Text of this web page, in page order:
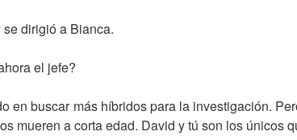
dirigió a Bianca.
el jefe?
en buscar más híbridos para la investigación.
mueren a corta edad. David y tú son los únicos